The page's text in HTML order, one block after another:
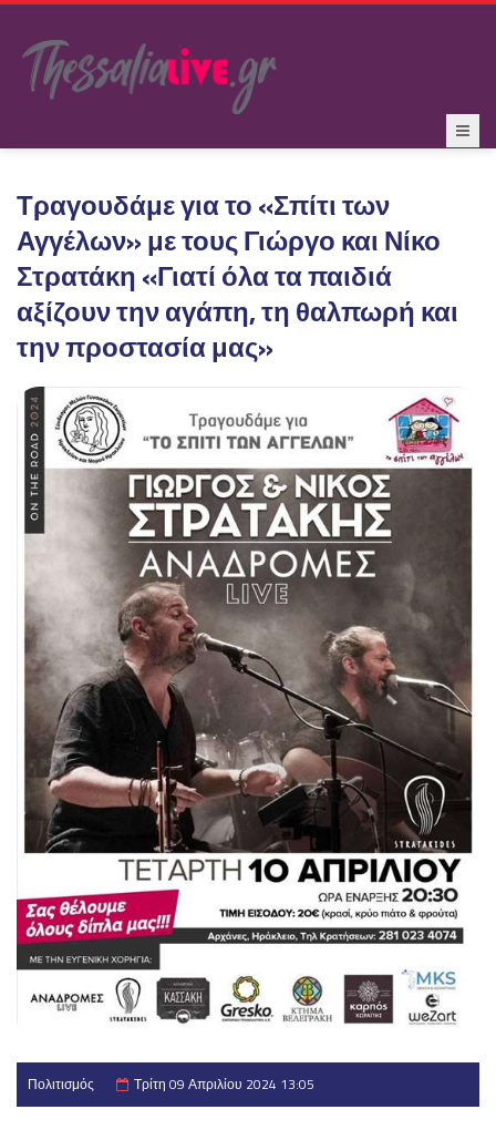
Τραγουδάμε για το «Σπίτι των
Αγγέλων» με τους Γιώργο και Νίκο
Στρατάκη «Γιατί όλα τα παιδιά
αξίζουν την αγάπη, τη θαλπωρή και
την προστασία μας»
Πολιτισμός Τρίτη 09 Απριλίου 2024 13:05